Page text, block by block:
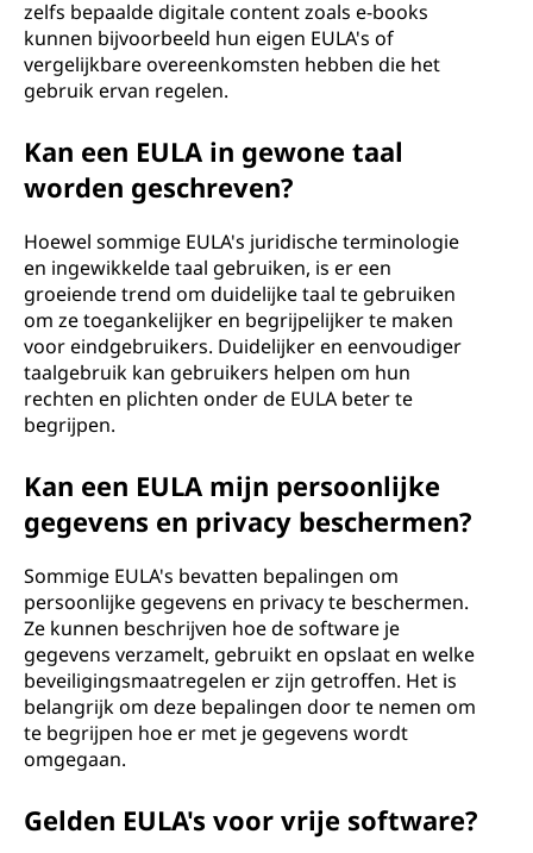
zelfs bepaalde digitale content zoals e-books
kunnen bijvoorbeeld hun eigen EULA's of
vergelijkbare overeenkomsten hebben die het
gebruik ervan regelen.
Kan een EULA in gewone taal
worden geschreven?
Hoewel sommige EULA's juridische terminologie
en ingewikkelde taal gebruiken, is er een
groeiende trend om duidelijke taal te gebruiken
om ze toegankelijker en begrijpelijker te maken
voor eindgebruikers. Duidelijker en eenvoudiger
taalgebruik kan gebruikers helpen om hun
rechten en plichten onder de EULA beter te
begrijpen.
Kan een EULA mijn persoonlijke
gegevens en privacy beschermen?
Sommige EULA's bevatten bepalingen om
persoonlijke gegevens en privacy te beschermen.
Ze kunnen beschrijven hoe de software je
gegevens verzamelt, gebruikt en opslaat en welke
beveiligingsmaatregelen er zijn getroffen. Het is
belangrijk om deze bepalingen door te nemen om
te begrijpen hoe er met je gegevens wordt
omgegaan.
Gelden EULA's voor vrije software?